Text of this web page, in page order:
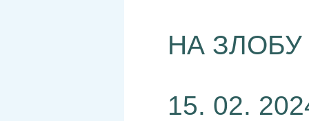
НА ЗЛОБУ
15. 02.